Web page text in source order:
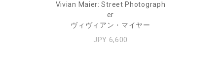
Vivian Maier: Street Photograph
er
ヴィヴィアン・マイヤー
JPY 6,600